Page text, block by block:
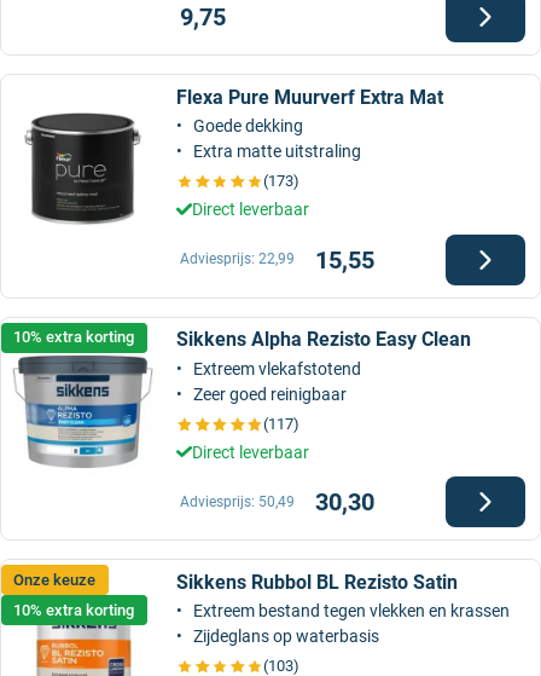
9,75
Flexa Pure Muurverf Extra Mat
Goede dekking
Extra matte uitstraling
(173)
Direct leverbaar
15,55
Adviesprijs: 22,99
10% extra korting Sikkens Alpha Rezisto Easy Clean
Extreem vlekafstotend
Zeer goed reinigbaar
(117)
Direct leverbaar
30,30
Adviesprijs: 50,49
Onze keuze
10% extra korting
Sikkens Rubbol BL Rezisto Satin
Extreem bestand tegen vlekken en krassen
Zijdeglans op waterbasis
(103)